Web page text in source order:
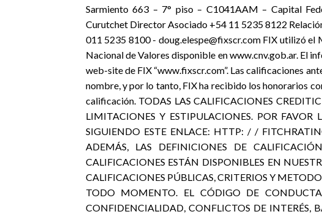
Sarmiento 663 – 7° piso – C1041AAM – Capital
Curutchet Director Asociado +54 11 5235 8122
011 5235 8100 - doug.elespe@fixscr.com FIX utilizó
Nacional de Valores disponible en www.cnv.gob.ar. El
web-site de FIX “www.fixscr.com”. Las calificaciones
nombre, y por lo tanto, FIX ha recibido los honorarios
calificación. TODAS LAS CALIFICACIONES
LIMITACIONES Y ESTIPULACIONES. POR FAVOR
SIGUIENDO ESTE ENLACE: HTTP: / /
ADEMÁS, LAS DEFINICIONES DE
CALIFICACIONES ESTÁN DISPONIBLES EN
CALIFICACIONES PÚBLICAS, CRITERIOS Y
TODO MOMENTO. EL CÓDIGO DE
CONFIDENCIALIDAD, CONFLICTOS DE INTERÉS,